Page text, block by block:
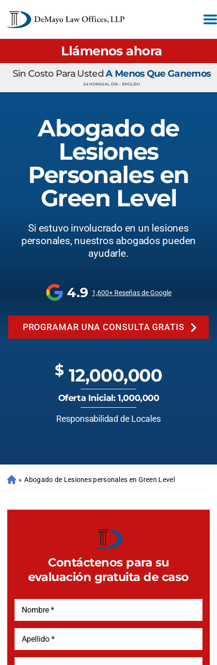
Llámenos ahora
Sin Costo Para UstedA Menos Que Ganemos
24 HORAS AL DÍA • ENGLISH
Abogado de
Lesiones
Personales en
Green Level
Si estuvo involucrado en un lesiones
personales, nuestros abogados pueden
ayudarle.
4.9 1,600+ Reseñas de Google
PROGRAMAR UNA CONSULTA GRATIS
$ 12,000,000
Oferta Inicial: 1,000,000
Responsabilidad de Locales
» Abogado de Lesiones personales en Green Level
Contáctenos para su
evaluación gratuita de caso